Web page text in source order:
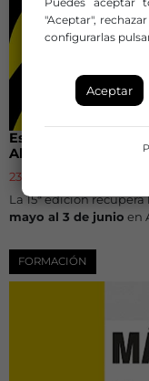
Escuela de Verano
Almagro!
23 de febrero de 2022
La 15ª edición
mayo al 3 de junio en
FORMACIÓN
"Aceptar",
configurarlas
Aceptar